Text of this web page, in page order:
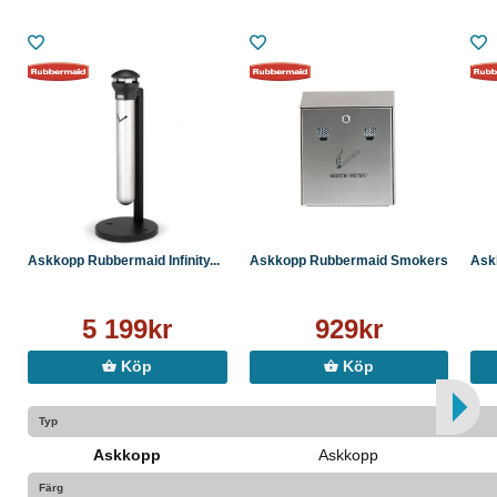
Askkopp Rubbermaid Infinity...
5 199kr
Köp
Askkopp Rubbermaid Smokers ...
929kr
Köp
Typ
Askkopp Askkopp
Färg